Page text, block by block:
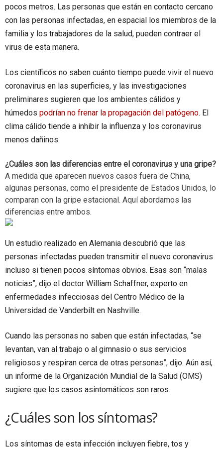
pocos metros. Las personas que están en contacto cercano
con las personas infectadas, en espacial los miembros de la
familia y los trabajadores de la salud, pueden contraer el
virus de esta manera.
Los científicos no saben cuánto tiempo puede vivir el nuevo
coronavirus en las superficies, y las investigaciones
preliminares sugieren que los ambientes cálidos y
húmedos podrían no frenar la propagación del patógeno. El
clima cálido tiende a inhibir la influenza y los coronavirus
menos dañinos.
¿Cuáles son las diferencias entre el coronavirus y una gripe?
A medida que aparecen nuevos casos fuera de China,
algunas personas, como el presidente de Estados Unidos, lo
comparan con la gripe estacional. Aquí abordamos las
diferencias entre ambos.
Un estudio realizado en Alemania descubrió que las
personas infectadas pueden transmitir el nuevo coronavirus
incluso si tienen pocos síntomas obvios. Esas son “malas
noticias”, dijo el doctor William Schaffner, experto en
enfermedades infecciosas del Centro Médico de la
Universidad de Vanderbilt en Nashville.
Cuando las personas no saben que están infectadas, “se
levantan, van al trabajo o al gimnasio o sus servicios
religiosos y respiran cerca de otras personas”, dijo. Aún así,
un informe de la Organización Mundial de la Salud (OMS)
sugiere que los casos asintomáticos son raros.
¿Cuáles son los síntomas?
Los síntomas de esta infección incluyen fiebre, tos y